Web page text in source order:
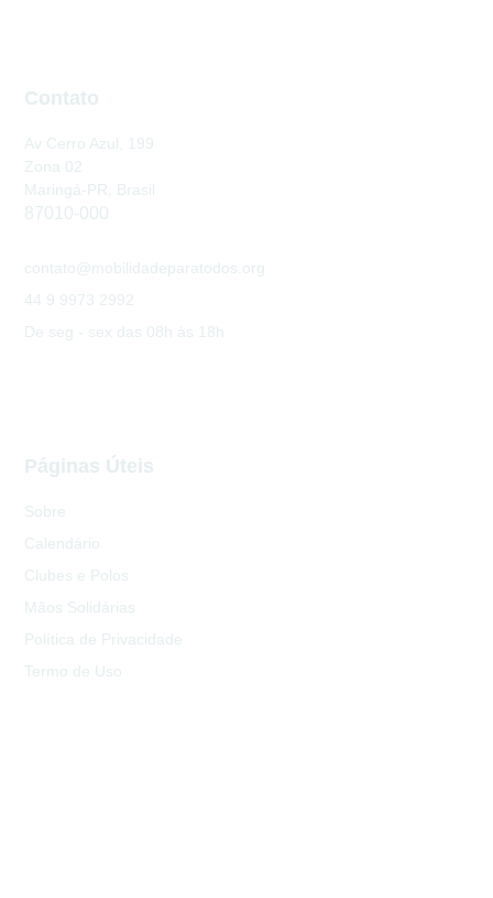
Páginas Úteis
Sobre
Calendário
Clubes e Polos
Mãos Solidárias
Política de Privacidade
Termo de Uso
Contato
Av Cerro Azul, 199
Zona 02
Maringá-PR, Brasil
87010-000
contato@mobilidadeparatodos.org
44 9 9973 2992
De seg - sex das 08h às 18h